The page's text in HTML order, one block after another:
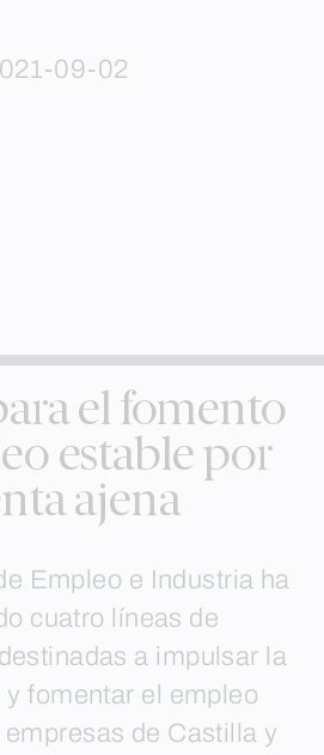
09-02
el fomento
estable por
ajena
Empleo e Industria ha
cuatro líneas de
a impulsar la
fomentar el empleo
de Castilla y